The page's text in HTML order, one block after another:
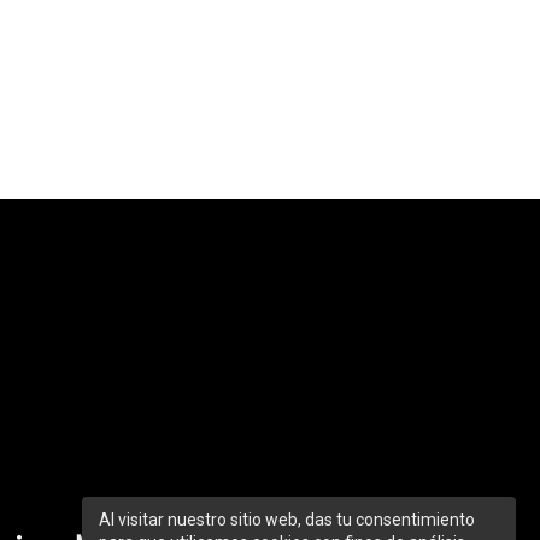
Al visitar nuestro sitio web, das tu consentimiento